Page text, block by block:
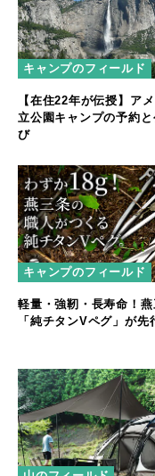
キャンプのフィールド
【在住22年が伝授】ア
立公園キャンプの予約と
び
キャンプのフィールド
軽量・強靭・長寿命！燕
「純チタンVペグ」が先